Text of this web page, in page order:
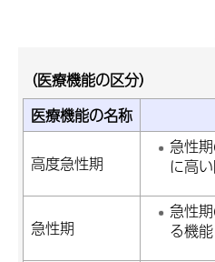
（医療機能の区分）
医療機能の名称
高度急性期
急性
に高
急性期
急性
る機能